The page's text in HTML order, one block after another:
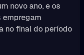
novo ano, e os
no final do período